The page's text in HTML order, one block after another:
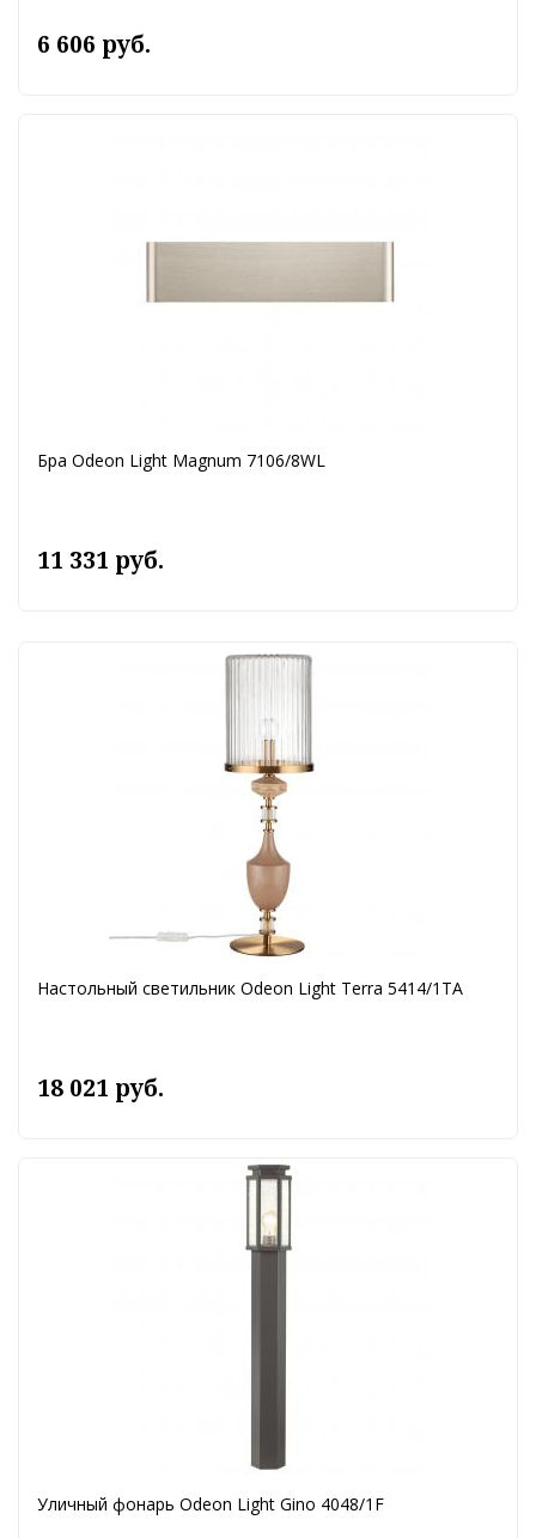
6 606 руб.
Бра Odeon Light Magnum 7106/8WL
11 331 руб.
Настольный светильник Odeon Light Terra 5414/1TA
18 021 руб.
Уличный фонарь Odeon Light Gino 4048/1F